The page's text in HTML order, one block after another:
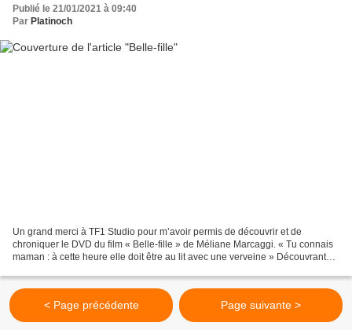
Publié le 21/01/2021 à 09:40
Par Platinoch
Un grand merci à TF1 Studio pour m’avoir permis de découvrir et de
chroniquer le DVD du film « Belle-fille » de Méliane Marcaggi. « Tu connais
maman : à cette heure elle doit être au lit avec une verveine » Découvrant
< Page précédente Page suivante >